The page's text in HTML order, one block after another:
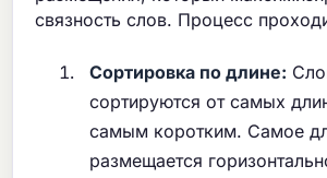
связность слов. Процесс
Сортировка по длине:
сортируются от самых
самым коротким. Самое
размещается